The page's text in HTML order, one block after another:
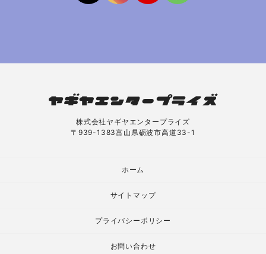
株式会社ヤギヤエンタープライズ
〒939-1383富山県砺波市高道33-1
ホーム
サイトマップ
プライバシーポリシー
お問い合わせ